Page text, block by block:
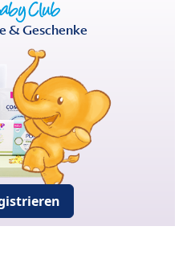
& Geschenke